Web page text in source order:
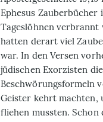
Ephesus Zauberbücher
Tageslöhnen verbrannt
hatten derart viel
war. In den Versen
jüdischen Exorzisten
Beschwörungsformeln
Geister kehrt machten,
fliehen mussten. Schon